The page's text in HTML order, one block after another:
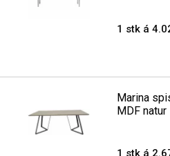
1 stk á
Marina
MDF natur
1 stk á